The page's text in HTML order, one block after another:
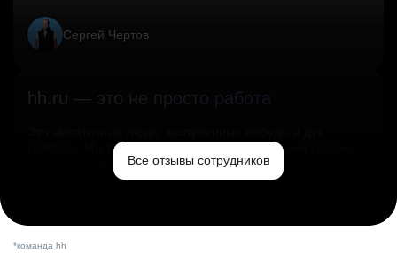
Сергей Чертов
hh.ru — это не просто работа
свободы. Мы помогаем миру и создаём лучший сервис
по поиску работы в стране.Все отзывы сотрудников
*команда hh